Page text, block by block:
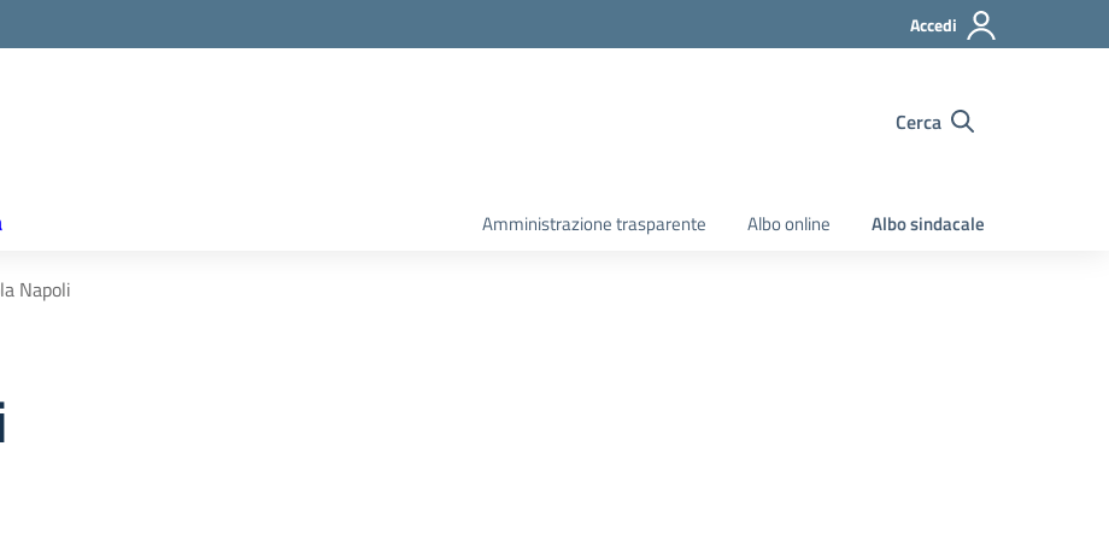
Accedi
Cerca
Amministrazione trasparente Albo online Albo sindacale
Napoli